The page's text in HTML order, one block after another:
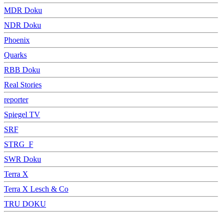
MDR Doku
NDR Doku
Phoenix
Quarks
RBB Doku
Real Stories
reporter
Spiegel TV
SRF
STRG_F
SWR Doku
Terra X
Terra X Lesch & Co
TRU DOKU